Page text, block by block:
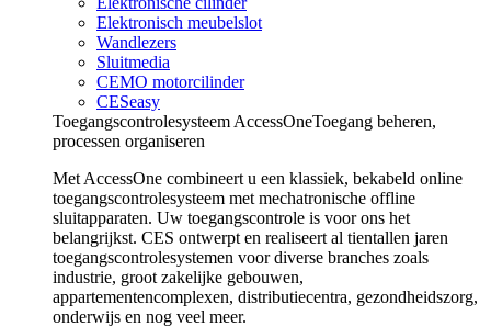
Elektronisch meubelslot
Wandlezers
Sluitmedia
CEMO motorcilinder
CESeasy
Toegangscontrolesysteem AccessOneToegang beheren,
processen organiseren
Met AccessOne combineert u een klassiek, bekabeld online
toegangscontrolesysteem met mechatronische offline
sluitapparaten. Uw toegangscontrole is voor ons het
belangrijkst. CES ontwerpt en realiseert al tientallen jaren
toegangscontrolesystemen voor diverse branches zoals
industrie, groot zakelijke gebouwen,
appartementencomplexen, distributiecentra, gezondheidszorg,
onderwijs en nog veel meer.